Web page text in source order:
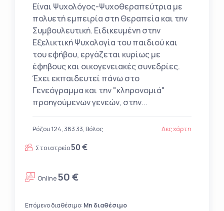
Είναι Ψυχολόγος-Ψυχοθεραπεύτρια με
πολυετή εμπειρία στη Θεραπεία και την
Συμβουλευτική. Ειδικευμένη στην
Εξελικτική Ψυχολογία του παιδιού και
του εφήβου, εργάζεται κυρίως με
έφηβους και οικογενειακές συνεδρίες.
Έχει εκπαιδευτεί πάνω στο
Γενεόγραμμα και την "κληρονομιά"
προηγούμενων γενεών, στην...
Ρόζου 124, 383 33, Βόλος Δες χάρτη
Επόμενο διαθέσιμο: Μη διαθέσιμο
Online50 €
Στο ιατρείο50 €